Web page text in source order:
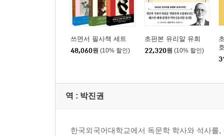
쓰면서 필사책 세트
48,060원 (10% 할인)
초판본 유리알 유희
22,320원 (10% 할인)
역 : 박진권
한국외국어대학교에서 독문학 학사와 석사